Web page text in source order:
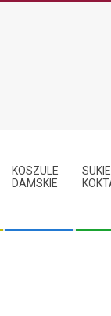
KOSZULE
DAMSKIE